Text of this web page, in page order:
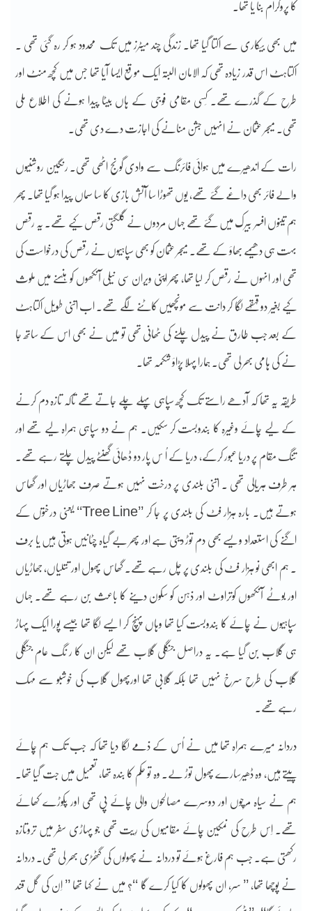
کا پروگرام بنا یا تھا۔
میں بھی بیکاری سے اکتا گیا تھا۔ زندگی چند میٹرز میں تک محدود ہو کر رہ گئی تھی ۔
اکتاہٹ اس قدر زیادہ تھی کہ الامان البتہ ایک موقع ایسا آیا تھا جس میں کچھ منٹ اور
طرح کے گذرے تھے۔ کِسی مقامی فوجی کے ہاں بیٹا پیدا ہونے کی اطلاع ملی
تھی۔ میجر عثمان نے انہیں جشن منانے کی اجازت دے دی تھی۔
رات کے اندھیرے میں ہوائی فائرنگ سے وادی گونج اٹھی تھی۔ رنگین روشنیوں
والے فائر بھی داغے گئے تھے، یوں تھوڑا سا آتش بازی کا سا سماں پیدا ہو گیا تھا۔ پھر
ہم تینوں افسر بیرک میں گئے تھے جہاں مردوں نے گلگتی رقص کیے تھے۔ یہ رقص
بہت ہی دھیمے بھاؤ کے تھے۔ میجر عثمان کو بھی سپاہیوں نے رقص کی درخواست کی
تھی اور انہوں نے رقص کر لیا تھا، پھر اپنی ویران سی نیلی آنکھوں کو ہنسنے میں ملوث
کیے بغیر دو قہقہے لگا کر دانت سے مونچھیں کاٹنے لگے تھے۔ اب اتنی طویل اکتاہٹ
کے بعد جب طارق نے پیدل چلنے کی ٹھانی تھی تو میں نے بھی اس کے ساتھ جا
نے کی ہامی بھر لی تھی۔ ہمارا پہلا پڑاؤ شکمہ تھا۔
طریقہ یہ تھا کہ آدھے راستے تک کچھ سپاہی پہلے چلے جاتے تھے تاکہ تازہ دم کرنے
کے لیے چائے وغیرہ کا بندوبست کر سکیں۔ ہم نے دو سپاہی ہمراہ لیے تھے اور
تنگ مقام پر دریا عبور کرکے، دریا کے اُ س پار دو ڈھائی گھنٹے پیدل چلتے رہے تھے۔
ہر طرف ہریالی تھی ۔ اتنی بلندی پر درخت نہیں ہوتے صرف جھاڑیاں اور گھاس
ہوتے ہیں۔ بارہ ہزار فٹ کی بلندی پر جا کر ’’Tree Line‘‘ یعنی درختوں کے
اگنے کی استعداد ویسے بھی دم توڑ دیتی ہے اور پھر بے گیاہ چٹانیں ہوتی ہیں یا برف
۔ ہم ابھی نو ہزار فٹ کی بلندی پر چل رہے تھے۔ گھاس پھول اور تتلیاں، جھاڑیاں
اور بوٹے آنکھوں کوتراوٹ اور ذہن کو سکون دینے کا باعث بن رہے تھے۔ جہاں
سپاہیوں نے چائے کا بندوبست کیا تھا وہاں پہنچ کر ایسے لگا تھا جیسے پورا ایک پہاڑ
ہی گلاب بن گیا ہے۔ یہ دراصل جنگلی گلاب تھے لیکن ان کا ر نگ عام جنگلی
گلاب کی طرح سرخ نہیں تھا بلکہ گلابی تھا اورپھول گلاب کی خوشبو سے مہک
رہے تھے۔
دردانہ میرے ہمراہ تھا میں نے اُس کے ذمے لگا دیا تھا کہ جب تک ہم چائے
پیتے ہیں، وہ ڈھیرسارے پھول توڑ لے۔ وہ تو حکم کا بندہ تھا، تعمیل میں جت گیا تھا۔
ہم نے سیاہ مرچوں اور دوسرے مصالحوں والی چائے پی تھی اور پکوڑے کھائے
تھے۔ اِس طرح کی نمکین چائے مقامیوں کی رِیت تھی جو پہاڑی سفر میں تروتازہ
رکھتی ہے۔ جب ہم فارغ ہوئے تو دردانہ نے پھولوں کی گٹھڑی بھر لی تھی۔ دردانہ
نے پوچھا تھا، ’’ سر، ان پھولوں کا کیا کرے گا ‘‘؟ میں نے کہا تھا ’’ اِن کی گل قند